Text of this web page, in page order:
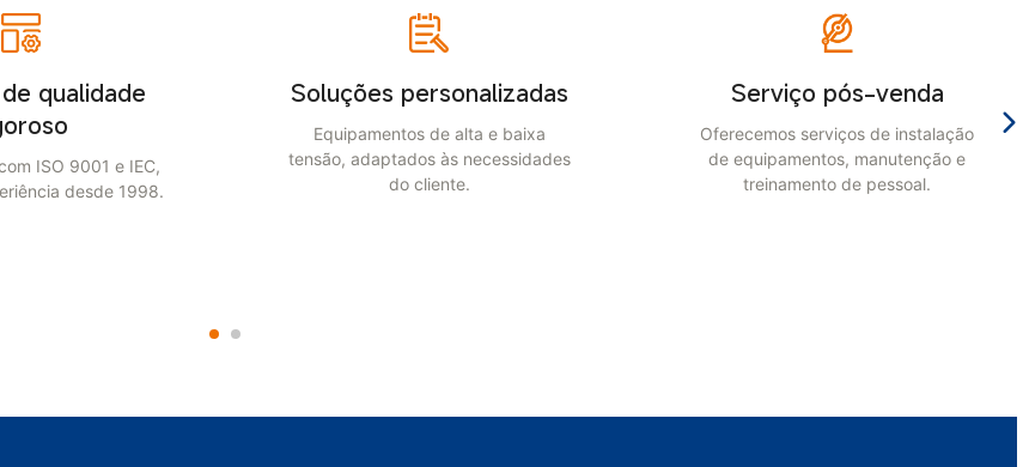
Soluções personalizadas
Equipamentos de alta e baixa
tensão, adaptados às necessidades
Serviço pós-venda
Oferecemos serviços de instalação
de equipamentos, manutenção e
treinamento de pessoal.
Tratar